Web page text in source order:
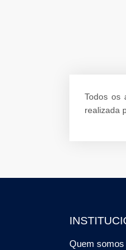
Todos os
realizada
Quem somos